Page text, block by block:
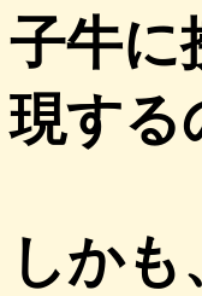
子牛に
現する
しか